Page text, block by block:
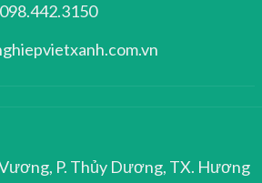
P. Thủy Dương, TX. Hương